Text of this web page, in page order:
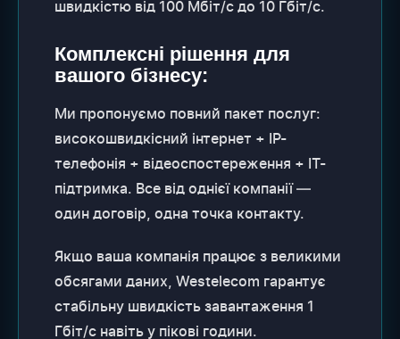
швидкістю від 100 Мбіт/с до 10 Гбіт/с.
Комплексні рішення для
вашого бізнесу:
Ми пропонуємо повний пакет послуг:
високошвидкісний інтернет + IP-
телефонія + відеоспостереження + IT-
підтримка. Все від однієї компанії —
один договір, одна точка контакту.
Якщо ваша компанія працює з великими
обсягами даних, Westelecom гарантує
стабільну швидкість завантаження 1
Гбіт/с навіть у пікові години.